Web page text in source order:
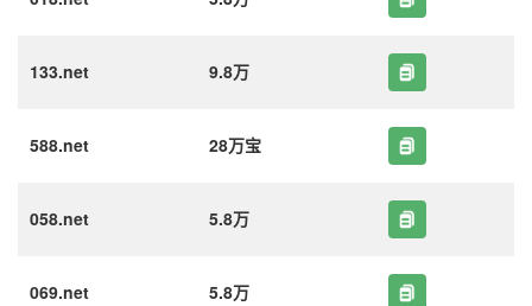
133.net 9.8万
588.net 28万宝
058.net 5.8万
069.net 5.8万